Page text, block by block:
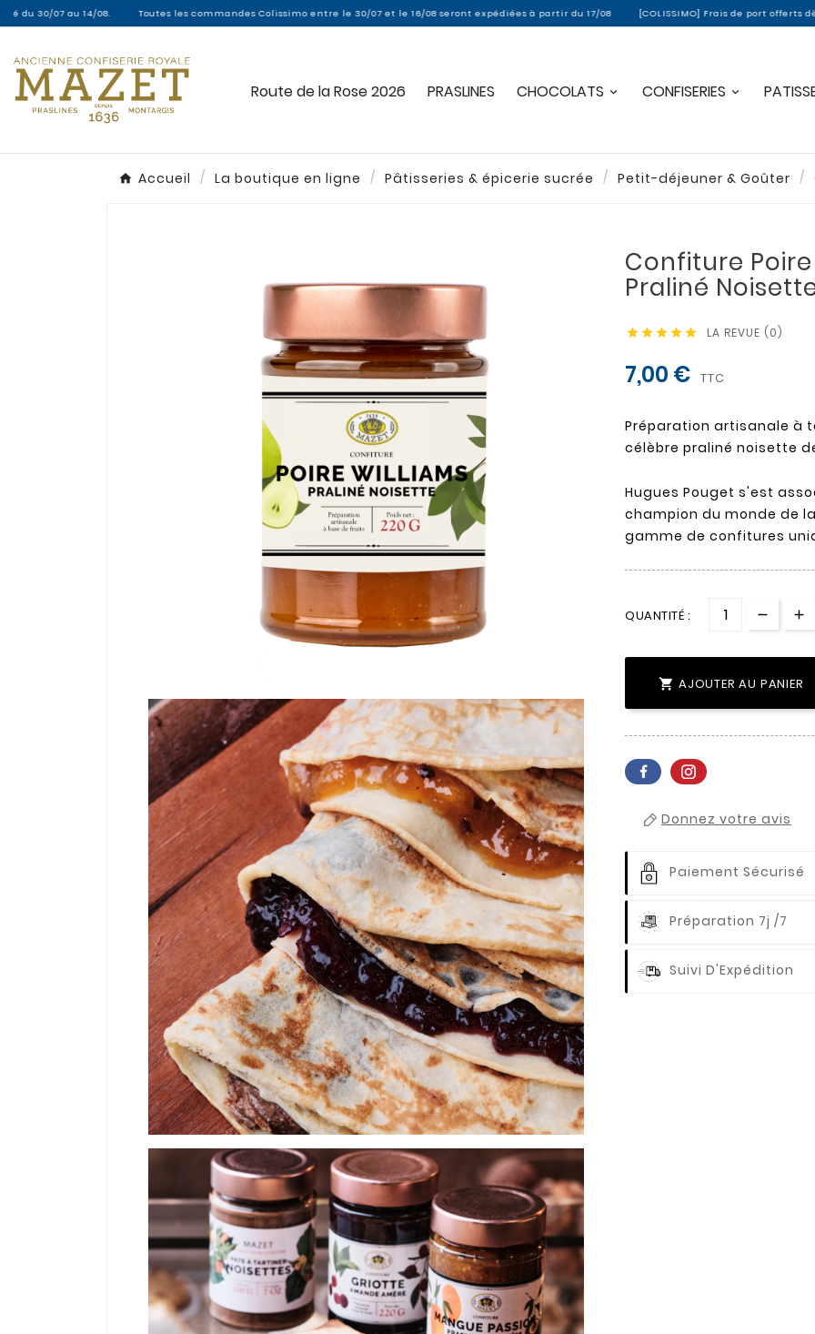
Toutes les commandes Colissimo entre le 30/07 et le 16/08 seront expédiées à partir du 17/08 [COLISSIMO] Frais de port offerts dès 70 € d'achat
Route de la Rose 2026 PRASLINES CHOCOLATS CONFISERIES
Accueil La boutique en ligne Pâtisseries & épicerie sucrée Petit-déjeuner & Goûter
Confiture
Praliné
     LA REVUE (0)
7,00 € TTC
Préparation artisanale à
célèbre praliné noisette
Hugues Pouget s'est
champion du monde de
gamme de confitures
QUANTITÉ :
 AJOUTER AU PANIER
Donnez votre avis
Paiement Sécurisé
Préparation 7j /7
Suivi D'Expédition